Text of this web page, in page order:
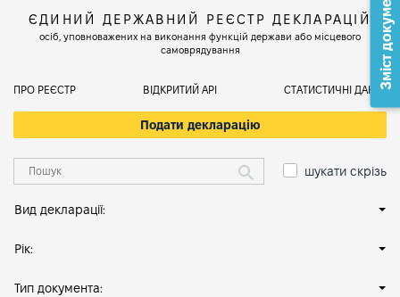
ЄДИНИЙ ДЕРЖАВНИЙ РЕЄСТР ДЕКЛАРАЦІЙ
осіб, уповноважених на виконання функцій держави або місцевого
самоврядування
ПРО РЕЄСТР ВІДКРИТИЙ АРІ СТАТИСТИЧНІ ДАНІ
Подати декларацію
шукати скрізь
Вид декларації:
Рік:
Тип документа:
Зміст документа